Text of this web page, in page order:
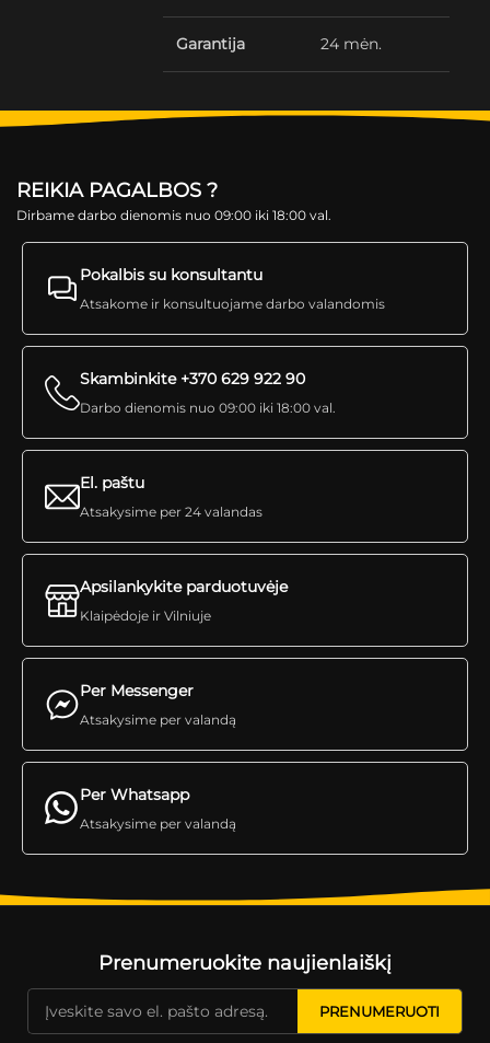
Garantija 24 mėn.
REIKIA PAGALBOS ?
Dirbame darbo dienomis nuo 09:00 iki 18:00 val.
Pokalbis su konsultantu
Atsakome ir konsultuojame darbo valandomis
Skambinkite +370 629 922 90
Darbo dienomis nuo 09:00 iki 18:00 val.
Per Messenger
Atsakysime per valandą
El. paštu
Atsakysime per 24 valandas
Apsilankykite parduotuvėje
Klaipėdoje ir Vilniuje
Per Whatsapp
Atsakysime per valandą
Prenumeruokite naujienlaiškį